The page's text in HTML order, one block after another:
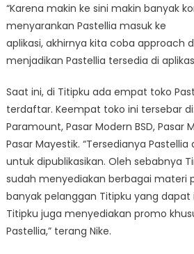
“Karena makin ke sini makin banyak
menyarankan Pastellia masuk ke
aplikasi, akhirnya kita coba approach
menjadikan Pastellia tersedia di
Saat ini, di Titipku ada empat toko
terdaftar. Keempat toko ini tersebar
Paramount, Pasar Modern BSD, Pasar
Pasar Mayestik. “Tersedianya
untuk dipublikasikan. Oleh sebabnya
sudah menyediakan berbagai materi
banyak pelanggan Titipku yang dapat
Titipku juga menyediakan promo
Pastellia,” terang Nike.